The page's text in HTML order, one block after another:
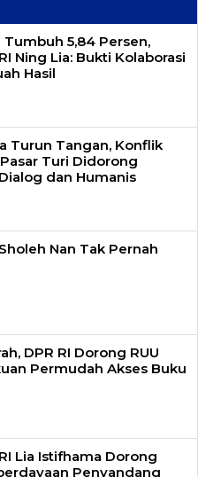
5,84 Persen,
Ning Lia: Bukti Kolaborasi
Hasil
Turun Tangan, Konflik
Turi Didorong
dan Humanis
Nan Tak Pernah
DPR RI Dorong RUU
Permudah Akses Buku
Lia Istifhama Dorong
Penyandang